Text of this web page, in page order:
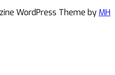
WordPress Theme by MH